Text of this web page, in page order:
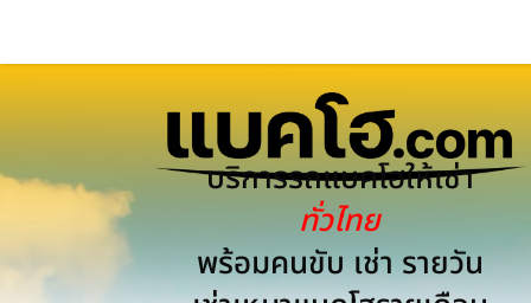
บริการรถแบคโฮให้เช่า
ทั่วไทย
พร้อมคนขับ เช่า รายวัน